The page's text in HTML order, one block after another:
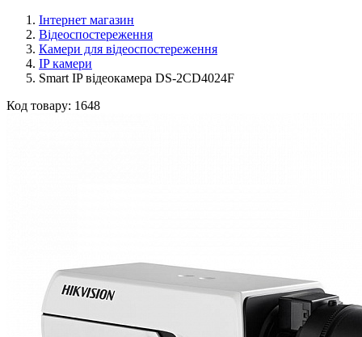
Інтернет магазин
Відеоспостереження
Камери для відеоспостереження
IP камери
Smart IP відеокамера DS-2CD4024F
Код товару: 1648